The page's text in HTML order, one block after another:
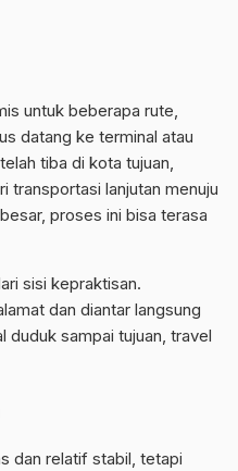
untuk beberapa rute,
datang ke terminal atau
tiba di kota tujuan,
transportasi lanjutan menuju
proses ini bisa terasa
sisi kepraktisan.
dan diantar langsung
duduk sampai tujuan, travel
dan relatif stabil, tetapi